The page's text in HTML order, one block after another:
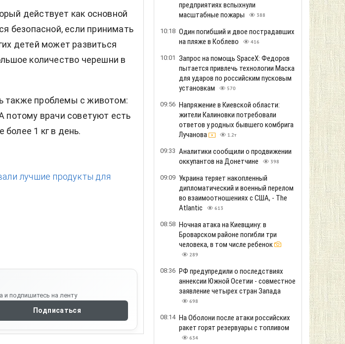
действует как основной
безопасной, если принимать
детей может развиться
количество черешни в
также проблемы с животом:
врачи советуют есть
более 1 кг в день.
лучшие продукты для
и подпишитесь на ленту
Подписаться
предприятиях вспыхнули
масштабные пожары
388
10:18 Один погибший и двое пострадавших
на пляже в Коблево
416
10:01 Запрос на помощь SpaceX: Федоров
пытается привлечь технологии Маска
для ударов по российским пусковым
установкам
570
09:56 Напряжение в Киевской области:
жители Калиновки потребовали
ответов у родных бывшего комбрига
Лучанова
1.2т
09:33 Аналитики сообщили о продвижении
оккупантов на Донетчине
398
09:09 Украина теряет накопленный
дипломатический и военный перелом
во взаимоотношениях с США, - The
Atlantic
613
08:58 Ночная атака на Киевщину: в
Броварском районе погибли три
человека, в том числе ребенок
289
08:36 РФ предупредили о последствиях
аннексии Южной Осетии - совместное
заявление четырех стран Запада
698
08:14 На Оболони после атаки российских
ракет горят резервуары с топливом
634